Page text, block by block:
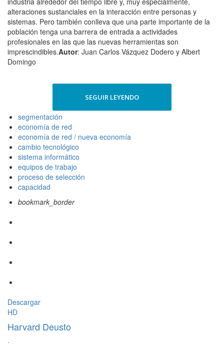
alteraciones sustanciales en la interacción entre personas y
sistemas. Pero también conlleva que una parte importante de la
población tenga una barrera de entrada a actividades
profesionales en las que las nuevas herramientas son
imprescindibles.Autor: Juan Carlos Vázquez Dodero y Albert
Domingo
SEGUIR LEYENDO
segmentación
economía de red
economía de red / nueva economía
cambio tecnológico
sistema informático
equipos de trabajo
proceso de selección
capacidad
bookmark_border
Descargar
HD
Harvard Deusto
·